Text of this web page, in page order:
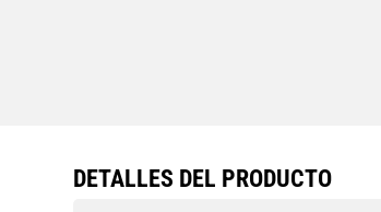
DETALLES DEL PRODUCTO